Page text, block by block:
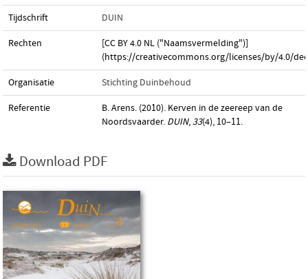
Tijdschrift DUIN
Rechten
[CC BY 4.0 NL ("Naamsvermelding")]
(https://creativecommons.org/licenses/by/4.0/
Organisatie Stichting Duinbehoud
Referentie
B. Arens. (2010). Kerven in de zeereep van de
Noordsvaarder. DUIN, 33(4), 10–11.
Download PDF